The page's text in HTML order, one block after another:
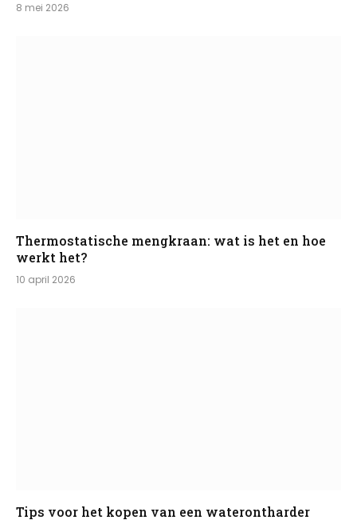
8 mei 2026
Thermostatische mengkraan: wat is het en hoe
werkt het?
10 april 2026
Tips voor het kopen van een waterontharder